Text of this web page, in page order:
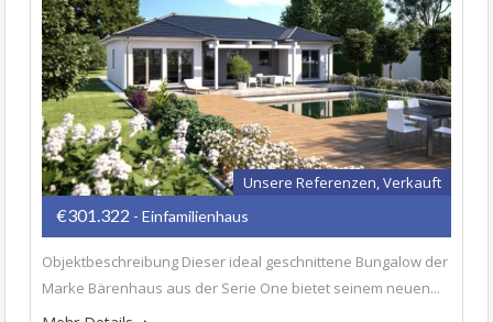
Unsere Referenzen, Verkauft
€301.322 - Einfamilienhaus
Objektbeschreibung Dieser ideal geschnittene Bungalow der
Marke Bärenhaus aus der Serie One bietet seinem neuen...